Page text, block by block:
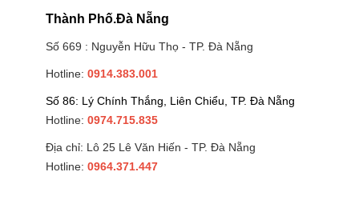
Thành Phố.Đà Nẵng
Số 669 : Nguyễn Hữu Thọ - TP. Đà Nẵng
Hotline: 0914.383.001
Số 86: Lý Chính Thắng, Liên Chiểu, TP. Đà Nẵng
Hotline: 0974.715.835
Địa chỉ: Lô 25 Lê Văn Hiến - TP. Đà Nẵng
Hotline: 0964.371.447